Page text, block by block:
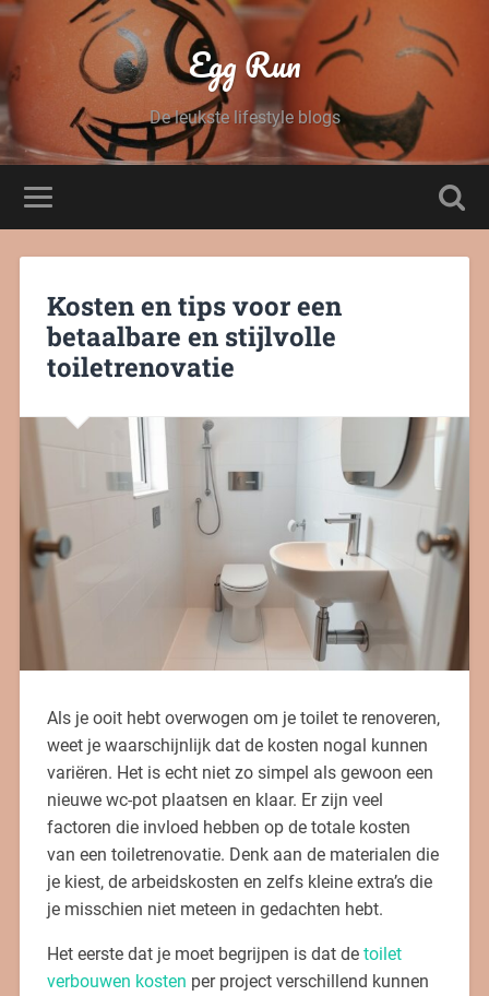
Egg Run
De leukste lifestyle blogs
Kosten en tips voor een
betaalbare en stijlvolle
toiletrenovatie
Als je ooit hebt overwogen om je toilet te renoveren,
weet je waarschijnlijk dat de kosten nogal kunnen
variëren. Het is echt niet zo simpel als gewoon een
nieuwe wc-pot plaatsen en klaar. Er zijn veel
factoren die invloed hebben op de totale kosten
van een toiletrenovatie. Denk aan de materialen die
je kiest, de arbeidskosten en zelfs kleine extra’s die
je misschien niet meteen in gedachten hebt.
Het eerste dat je moet begrijpen is dat de toilet
verbouwen kosten per project verschillend kunnen